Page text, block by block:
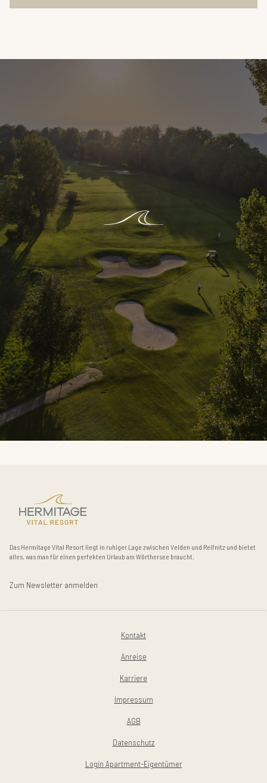
Das Hermitage Vital Resort liegt in ruhiger Lage zwischen Velden und Reifnitz und bietet
alles, was man für einen perfekten Urlaub am Wörthersee braucht.
Zum Newsletter anmelden
Kontakt
Anreise
Karriere
Impressum
AGB
Datenschutz
Login Apartment-Eigentümer